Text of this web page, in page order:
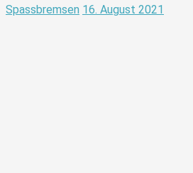
Spassbremsen 16. August 2021